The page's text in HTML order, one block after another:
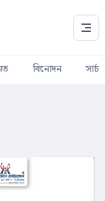
বিনোদন সার্চ